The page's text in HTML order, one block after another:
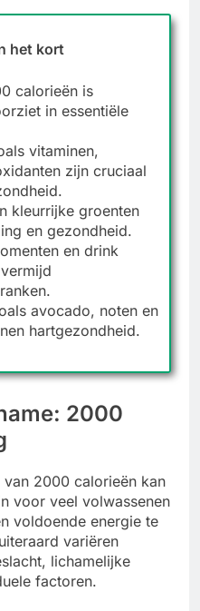
het kort
calorieën is
in essentiële
vitaminen,
zijn cruciaal
kleurrijke groenten
en gezondheid.
en drink
avocado, noten en
hartgezondheid.
2000
2000 calorieën kan
voor veel volwassenen
voldoende energie te
variëren
lichamelijke
factoren.